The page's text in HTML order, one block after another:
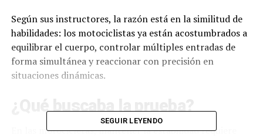
Según sus instructores, la razón está en la similitud de
habilidades: los motociclistas ya están acostumbrados a
equilibrar el cuerpo, controlar múltiples entradas de
forma simultánea y reaccionar con precisión en
situaciones dinámicas.
¿Qué buscaba la prueba?
En las motocicletas, mantener la estabilidad requiere
SEGUIR LEYENDO